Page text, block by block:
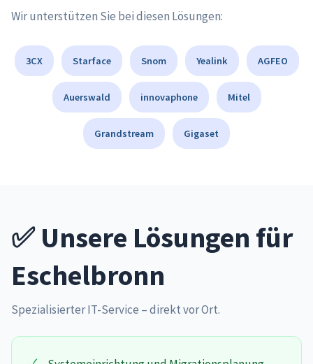
Wir unterstützen Sie bei diesen Lösungen:
3CX Starface Snom Yealink AGFEO
Auerswald innovaphone Mitel
Grandstream Gigaset
✅ Unsere Lösungen für
Eschelbronn
Spezialisierter IT-Service – direkt vor Ort.